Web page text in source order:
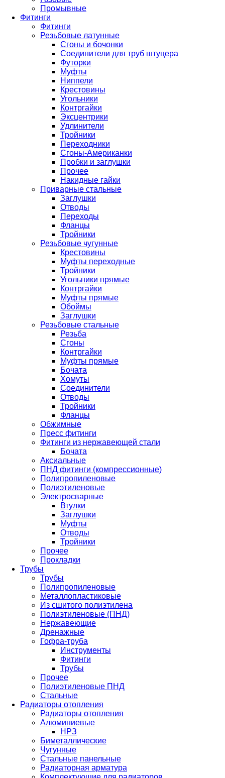
Промывные
Фитинги
Фитинги
Резьбовые латунные
Сгоны и бочонки
Соединители для труб штуцера
Футорки
Муфты
Ниппели
Крестовины
Угольники
Контргайки
Эксцентрики
Удлинители
Тройники
Переходники
Сгоны-Американки
Пробки и заглушки
Прочее
Накидные гайки
Приварные стальные
Заглушки
Отводы
Переходы
Фланцы
Тройники
Резьбовые чугунные
Крестовины
Муфты переходные
Тройники
Угольники прямые
Контргайки
Муфты прямые
Обоймы
Заглушки
Резьбовые стальные
Резьба
Сгоны
Контргайки
Муфты прямые
Бочата
Хомуты
Соединители
Отводы
Тройники
Фланцы
Обжимные
Пресс фитинги
Фитинги из нержавеющей стали
Бочата
Аксиальные
ПНД фитинги (компрессионные)
Полипропиленовые
Полиэтиленовые
Электросварные
Втулки
Заглушки
Муфты
Отводы
Тройники
Прочее
Прокладки
Трубы
Трубы
Полипропиленовые
Металлопластиковые
Из сшитого полиэтилена
Полиэтиленовые (ПНД)
Нержавеющие
Дренажные
Гофра-труба
Инструменты
Фитинги
Трубы
Прочее
Полиэтиленовые ПНД
Стальные
Радиаторы отопления
Радиаторы отопления
Алюминиевые
НРЗ
Биметаллические
Чугунные
Стальные панельные
Радиаторная арматура